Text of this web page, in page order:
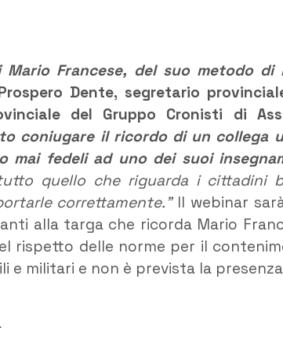
Mario Francese, del suo metodo
Dente, segretario
del Gruppo Cronisti di
coniugare il ricordo di un collega
mai fedeli ad uno dei suoi
quello che riguarda i cittadini
correttamente.”Il webinar
alla targa che ricorda Mario
rispetto delle norme per il
e militari e non è prevista la